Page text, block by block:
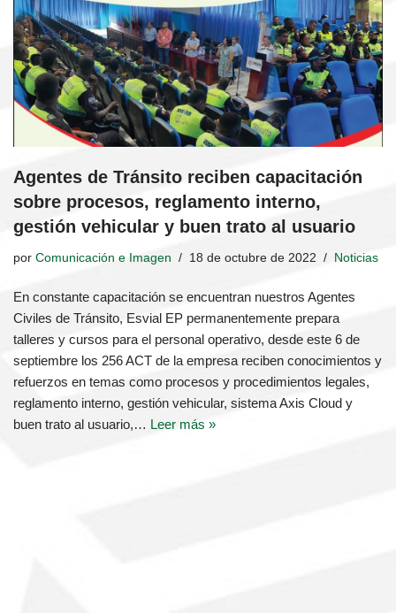
Agentes de Tránsito reciben capacitación
sobre procesos, reglamento interno,
gestión vehicular y buen trato al usuario
por Comunicación e Imagen 18 de octubre de 2022 Noticias
En constante capacitación se encuentran nuestros Agentes
Civiles de Tránsito, Esvial EP permanentemente prepara
talleres y cursos para el personal operativo, desde este 6 de
septiembre los 256 ACT de la empresa reciben conocimientos y
refuerzos en temas como procesos y procedimientos legales,
reglamento interno, gestión vehicular, sistema Axis Cloud y
buen trato al usuario,… Leer más »